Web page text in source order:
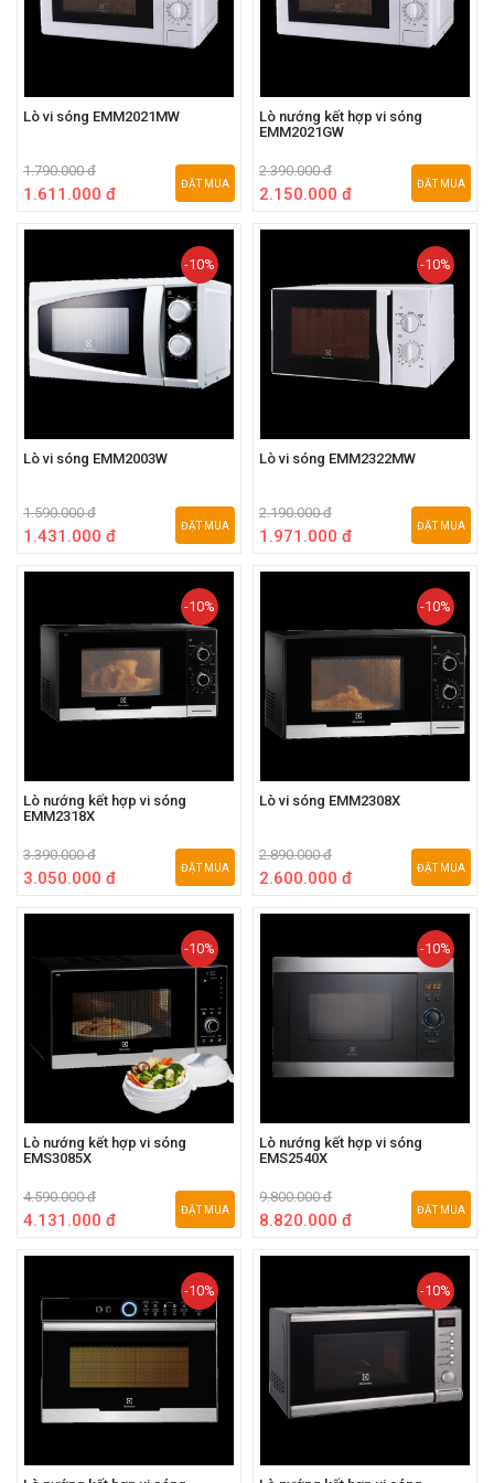
Lò vi sóng EMM2021MW
1.790.000 đ
1.611.000 đ
ĐẶT MUA
Lò nướng kết hợp vi sóng
EMM2021GW
2.390.000 đ
2.150.000 đ
ĐẶT MUA
-10%
Lò vi sóng EMM2003W
1.590.000 đ
1.431.000 đ
ĐẶT MUA
-10%
Lò vi sóng EMM2322MW
2.190.000 đ
1.971.000 đ
ĐẶT MUA
-10%
Lò nướng kết hợp vi sóng
EMM2318X
3.390.000 đ
3.050.000 đ
ĐẶT MUA
-10%
Lò vi sóng EMM2308X
2.890.000 đ
2.600.000 đ
ĐẶT MUA
-10%
Lò nướng kết hợp vi sóng
EMS3085X
4.590.000 đ
4.131.000 đ
ĐẶT MUA
-10%
Lò nướng kết hợp vi sóng
EMS2540X
9.800.000 đ
8.820.000 đ
ĐẶT MUA
-10% -10%